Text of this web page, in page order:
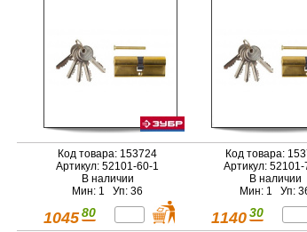
Код товара: 153724
Артикул: 52101-60-1
В наличии
Мин: 1 Уп: 36
1045 80
Код товара:
Артикул: 52101-
В наличии
Мин: 1 Уп:
1140 30